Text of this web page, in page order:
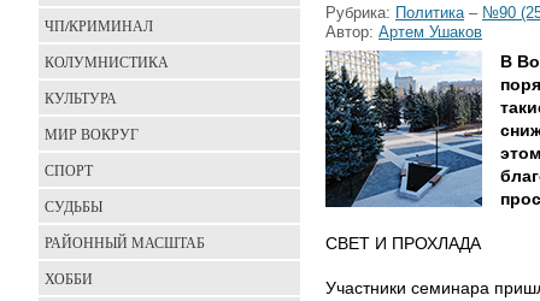
Рубрика: Политика– №90
Автор: Артем Ушаков
В
СВЕТ И ПРОХЛАДА
Участники семинара
ЧП/КРИМИНАЛ
КОЛУМНИСТИКА
КУЛЬТУРА
МИР ВОКРУГ
СПОРТ
СУДЬБЫ
РАЙОННЫЙ МАСШТАБ
ХОББИ